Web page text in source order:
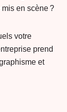
en scène ?
votre
prend
et